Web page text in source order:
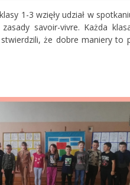
1-3 wzięły udział w
savoir-vivre. Każda
że dobre maniery to